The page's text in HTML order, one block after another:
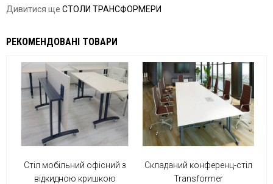
Дивитися ще СТОЛИ ТРАНСФОРМЕРИ
РЕКОМЕНДОВАНІ ТОВАРИ
Стіл мобільний офісний з
відкидною кришкою
Складаний конференц-стіл
Transformer